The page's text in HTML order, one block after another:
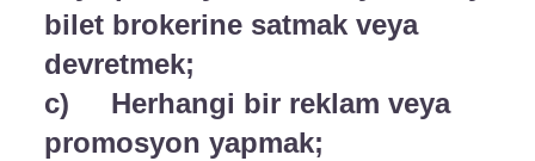
bilet brokerine satmak veya
devretmek;
c) Herhangi bir reklam veya
promosyon yapmak;